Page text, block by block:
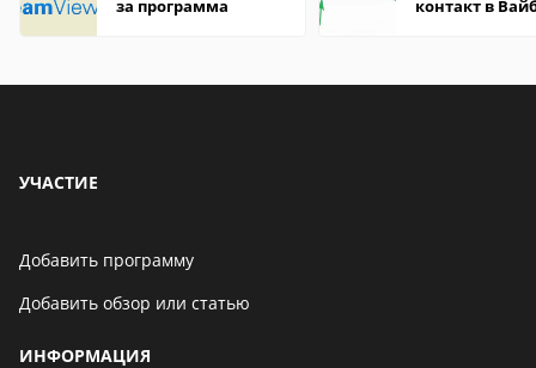
за программа
контакт в
УЧАСТИЕ
Добавить программу
Добавить обзор или статью
ИНФОРМАЦИЯ